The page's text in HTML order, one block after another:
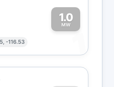
-116.53
1.0
MW
1